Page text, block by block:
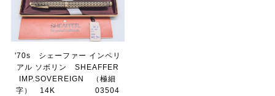
'70s シェーファー インペリ
アル ソボリン SHEAFFER
IMP.SOVEREIGN （極細
字） 14K 03504